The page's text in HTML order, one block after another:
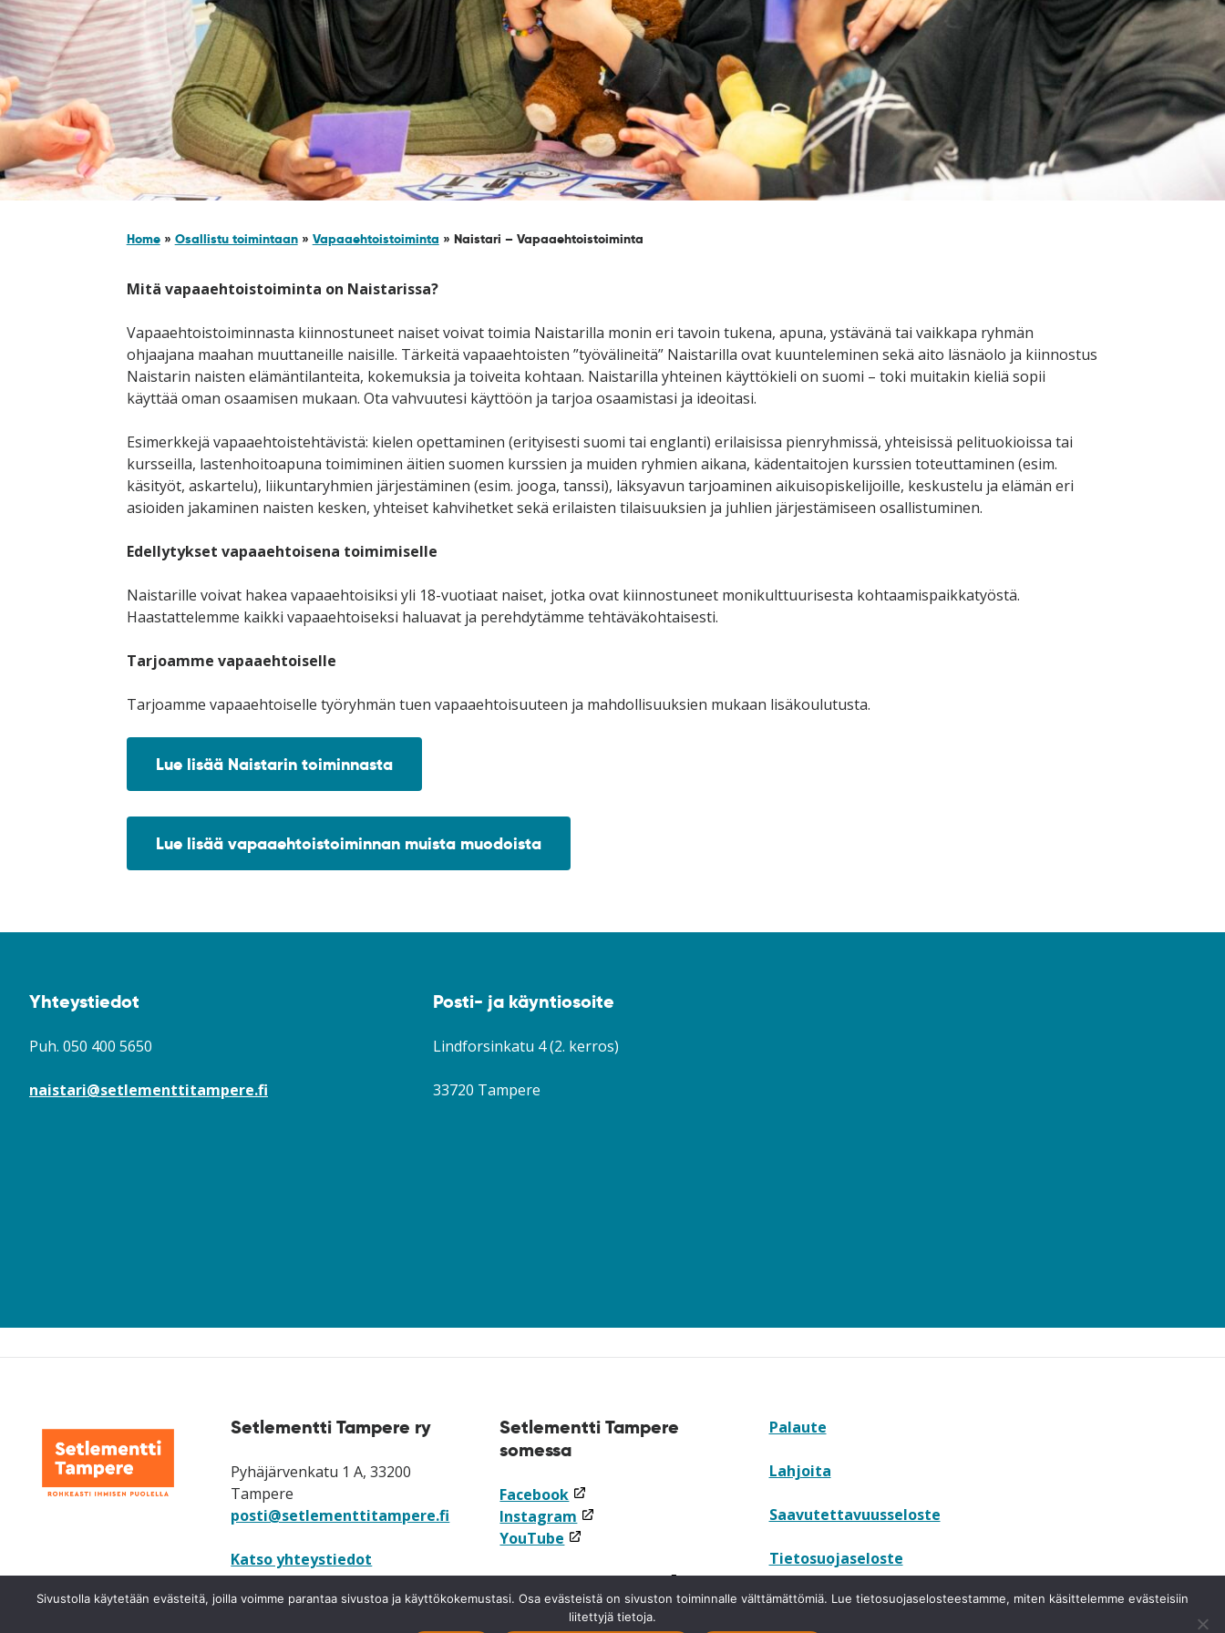
Home» Osallistu toimintaan» Vapaaehtoistoiminta » Naistari – Vapaaehtoistoiminta
Mitä vapaaehtoistoiminta on Naistarissa?
Vapaaehtoistoiminnasta kiinnostuneet naiset voivat toimia Naistarilla monin eri tavoin tukena, apuna, ystävänä tai vaikkapa ryhmän
ohjaajana maahan muuttaneille naisille. Tärkeitä vapaaehtoisten ”työvälineitä” Naistarilla ovat kuunteleminen sekä aito läsnäolo ja kiinnostus
Naistarin naisten elämäntilanteita, kokemuksia ja toiveita kohtaan. Naistarilla yhteinen käyttökieli on suomi – toki muitakin kieliä sopii
käyttää oman osaamisen mukaan. Ota vahvuutesi käyttöön ja tarjoa osaamistasi ja ideoitasi.
Esimerkkejä vapaaehtoistehtävistä: kielen opettaminen (erityisesti suomi tai englanti) erilaisissa pienryhmissä, yhteisissä pelituokioissa tai
kursseilla, lastenhoitoapuna toimiminen äitien suomen kurssien ja muiden ryhmien aikana, kädentaitojen kurssien toteuttaminen (esim.
käsityöt, askartelu), liikuntaryhmien järjestäminen (esim. jooga, tanssi), läksyavun tarjoaminen aikuisopiskelijoille, keskustelu ja elämän eri
asioiden jakaminen naisten kesken, yhteiset kahvihetket sekä erilaisten tilaisuuksien ja juhlien järjestämiseen osallistuminen.
Edellytykset vapaaehtoisena toimimiselle
Naistarille voivat hakea vapaaehtoisiksi yli 18-vuotiaat naiset, jotka ovat kiinnostuneet monikulttuurisesta kohtaamispaikkatyöstä.
Haastattelemme kaikki vapaaehtoiseksi haluavat ja perehdytämme tehtäväkohtaisesti.
Tarjoamme vapaaehtoiselle
Tarjoamme vapaaehtoiselle työryhmän tuen vapaaehtoisuuteen ja mahdollisuuksien mukaan lisäkoulutusta.
Lue lisää Naistarin toiminnasta
Lue lisää vapaaehtoistoiminnan muista muodoista
Yhteystiedot
Puh. 050 400 5650
naistari@setlementtitampere.fi
Posti- ja käyntiosoite
Lindforsinkatu 4 (2. kerros)
33720 Tampere
Setlementti Tampere ry
Pyhäjärvenkatu 1 A, 33200
Tampere
posti@setlementtitampere.fi
Katso yhteystiedot
Katso laskutusosoitteet ja
neuvonta
Setlementti Tampere
somessa
Facebook(linkki
avataan
uuteen
Instagram (linkki
avataan
ikkunaan)
YouTube (linkki
uuteen
ikkunaan)
Tilaa uutiskirjeemme(linkki
avataan
Palaute
Lahjoita
Saavutettavuusseloste
Tietosuojaseloste
Ilmoituskanava
Sivustolla käytetään evästeitä, joilla voimme parantaa sivustoa ja käyttökokemustasi. Osa evästeistä on sivuston toiminnalle välttämättömiä. Lue tietosuojaselosteestamme, miten käsittelemme evästeisiin
liitettyjä tietoja.